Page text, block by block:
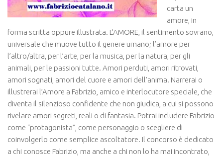
Contatti
carta un
amore, in
forma scritta oppure illustrata. L’AMORE, il sentimento sovrano,
universale che muove tutto il genere umano; l’amore per
l’altro/altra, per l’arte, per la musica, per la natura, per gli
animali, per le passioni tutte. Amori perduti, amori ritrovati,
amori sognati, amori del cuore e amori dell’anima. Narrerai o
illustrerai l’Amore a Fabrizio, amico e interlocutore speciale, che
diventa il silenzioso confidente che non giudica, a cui si possono
rivelare amori segreti, reali o di fantasia. Potrai includere Fabrizio
come “protagonista”, come personaggio o scegliere di
coinvolgerlo come semplice ascoltatore. Il concorso è dedicato
a chi conosce Fabrizio, ma anche a chi non lo ha mai incontrato,